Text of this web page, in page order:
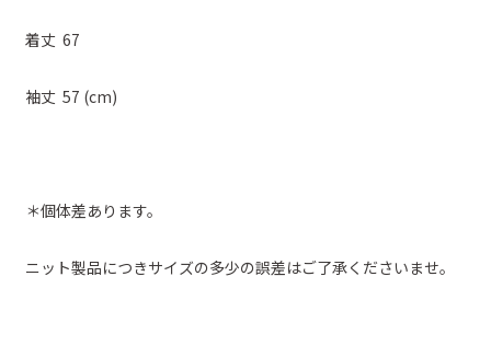
着丈 67
袖丈 57 (cm)
＊個体差あります。
ニット製品につきサイズの多少の誤差はご了承くださいませ。